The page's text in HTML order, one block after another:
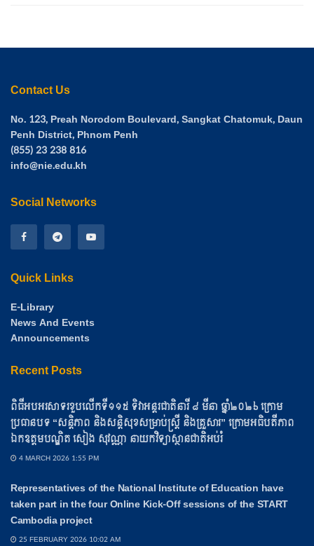
Contact Us
No. 123, Preah Norodom Boulevard, Sangkat Chatomuk, Daun
Penh District, Phnom Penh
(855) 23 238 816
info@nie.edu.kh
Social Networks
Quick Links
E-Library
News And Events
Announcements
Recent Posts
ពិធីអបអរសាទរខួបលើកទី១១៥ ទិវាអន្តរជាតិនារី ៨ មីនា ឆ្នាំ២០២៦ ក្រោម
ប្រធានបទ “សន្តិភាព និងសន្តិសុខសម្រាប់ស្ត្រី និងគ្រួសារ” ក្រោមអធិបតីភាព
ឯកឧត្តមបណ្ឌិត សៀង សុវណ្ណា នាយកវិទ្យាស្ថានជាតិអប់រំ
4 MARCH 2026 1:55 PM
Representatives of the National Institute of Education have
taken part in the four Online Kick-Off sessions of the START
Cambodia project
25 FEBRUARY 2026 10:02 AM